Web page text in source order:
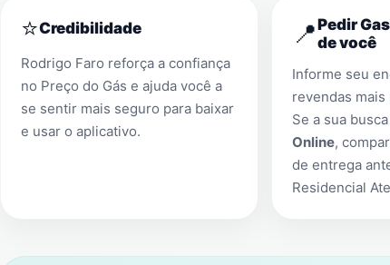
⭐Credibilidade
Rodrigo Faro reforça a confiança
no Preço do Gás e ajuda você a
se sentir mais seguro para baixar
e usar o aplicativo.
📍Pedir
de você
Informe seu
revendas
Se a sua
Online,
de entrega
Residencial